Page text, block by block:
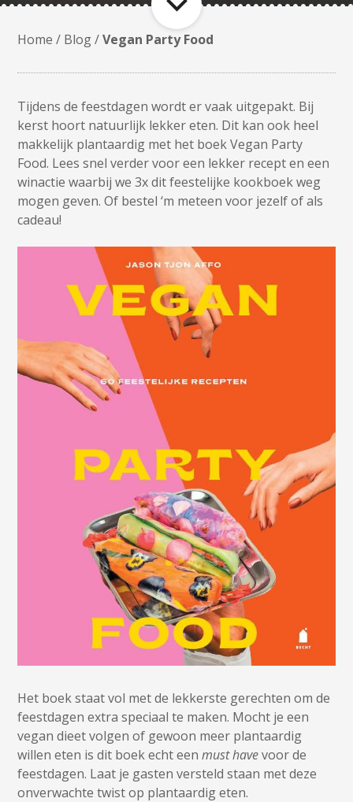
Home / Blog/Vegan Party Food
Tijdens de feestdagen wordt er vaak uitgepakt. Bij
kerst hoort natuurlijk lekker eten. Dit kan ook heel
makkelijk plantaardig met het boek Vegan Party
Food. Lees snel verder voor een lekker recept en een
winactie waarbij we 3x dit feestelijke kookboek weg
mogen geven. Of bestel ‘m meteen voor jezelf of als
cadeau!
Het boek staat vol met de lekkerste gerechten om de
feestdagen extra speciaal te maken. Mocht je een
vegan dieet volgen of gewoon meer plantaardig
willen eten is dit boek echt eenmust havevoor de
feestdagen. Laat je gasten versteld staan met deze
onverwachte twist op plantaardig eten.